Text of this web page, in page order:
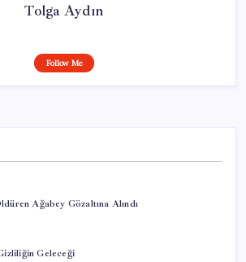
Tolga Aydın
Follow Me
Ağabey Gözaltına Alındı
Geleceği